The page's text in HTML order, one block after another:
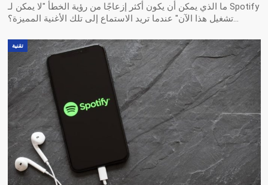
ما الذي يمكن أن يكون أكثر إزعاجًا من رؤية الخطأ "لا يمكن لـ Spotify
تشغيل هذا الآن" عندما تريد الاستماع إلى تلك الأغنية المميزة؟…
تقنية